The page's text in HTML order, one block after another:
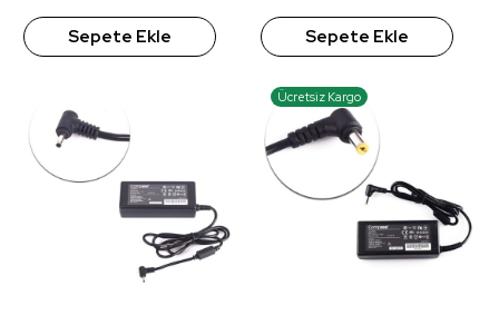
Sepete Ekle Sepete Ekle
Ücretsiz Kargo